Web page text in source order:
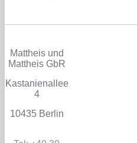
Mattheis und
Mattheis GbR
Kastanienallee
4
10435 Berlin